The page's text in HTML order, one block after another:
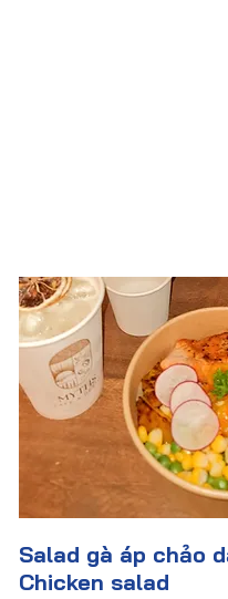
Salad gà áp chảo
Chicken salad